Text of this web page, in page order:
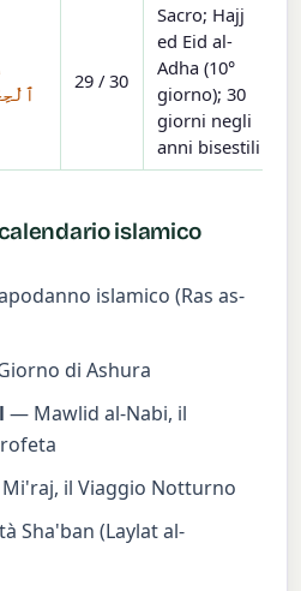
29 / 30
Sacro; Hajj
ed Eid al-
Adha (10°
giorno); 30
giorni negli
anni bisestili
islamico
islamico (Ras as-
di Ashura
— Mawlid al-Nabi, il
il Viaggio Notturno
Sha'ban (Laylat al-